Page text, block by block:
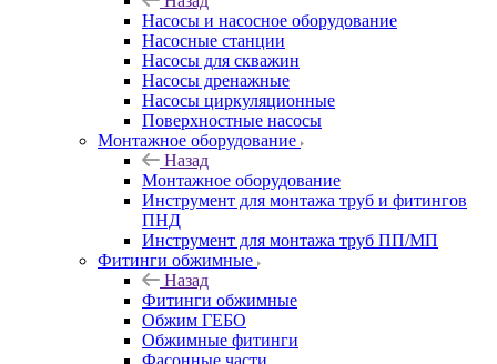
Насосы и насосное оборудование
Насосные станции
Насосы для скважин
Насосы дренажные
Насосы циркуляционные
Поверхностные насосы
Монтажное оборудование
Назад
Монтажное оборудование
Инструмент для монтажа труб и фитингов
ПНД
Инструмент для монтажа труб ПП/МП
Фитинги обжимные
Назад
Фитинги обжимные
Обжим ГЕБО
Обжимные фитинги
Фасонные части